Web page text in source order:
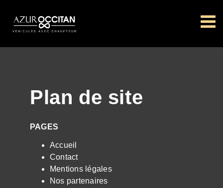
contenu
Plan de site
PAGES
Accueil
Contact
Mentions légales
Nos partenaires